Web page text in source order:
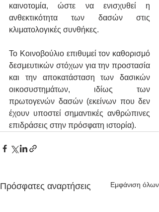
καινοτομία, ώστε να ενισχυθεί η
ανθεκτικότητα των δασών στις
κλιματολογικές συνθήκες.
Το Κοινοβούλιο επιθυμεί τον καθορισμό
δεσμευτικών στόχων για την προστασία
και την αποκατάσταση των δασικών
οικοσυστημάτων, ιδίως των
πρωτογενών δασών (εκείνων που δεν
έχουν υποστεί σημαντικές ανθρώπινες
επιδράσεις στην πρόσφατη ιστορία).
Πρόσφατες αναρτήσεις Εμφάνιση όλων